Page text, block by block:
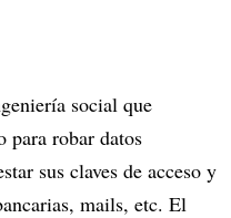
social que
para robar datos
sus claves de acceso y
mails, etc. El